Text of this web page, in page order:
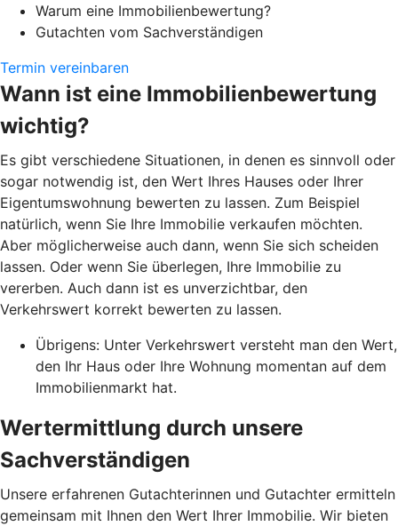
Warum eine Immobilienbewertung?
Gutachten vom Sachverständigen
Termin vereinbaren
Wann ist eine Immobilienbewertung
wichtig?
Es gibt verschiedene Situationen, in denen es sinnvoll oder
sogar notwendig ist, den Wert Ihres Hauses oder Ihrer
Eigentumswohnung bewerten zu lassen. Zum Beispiel
natürlich, wenn Sie Ihre Immobilie verkaufen möchten.
Aber möglicherweise auch dann, wenn Sie sich scheiden
lassen. Oder wenn Sie überlegen, Ihre Immobilie zu
vererben. Auch dann ist es unverzichtbar, den
Verkehrswert korrekt bewerten zu lassen.
Übrigens: Unter Verkehrswert versteht man den Wert,
den Ihr Haus oder Ihre Wohnung momentan auf dem
Immobilienmarkt hat.
Wertermittlung durch unsere
Sachverständigen
Unsere erfahrenen Gutachterinnen und Gutachter ermitteln
gemeinsam mit Ihnen den Wert Ihrer Immobilie. Wir bieten